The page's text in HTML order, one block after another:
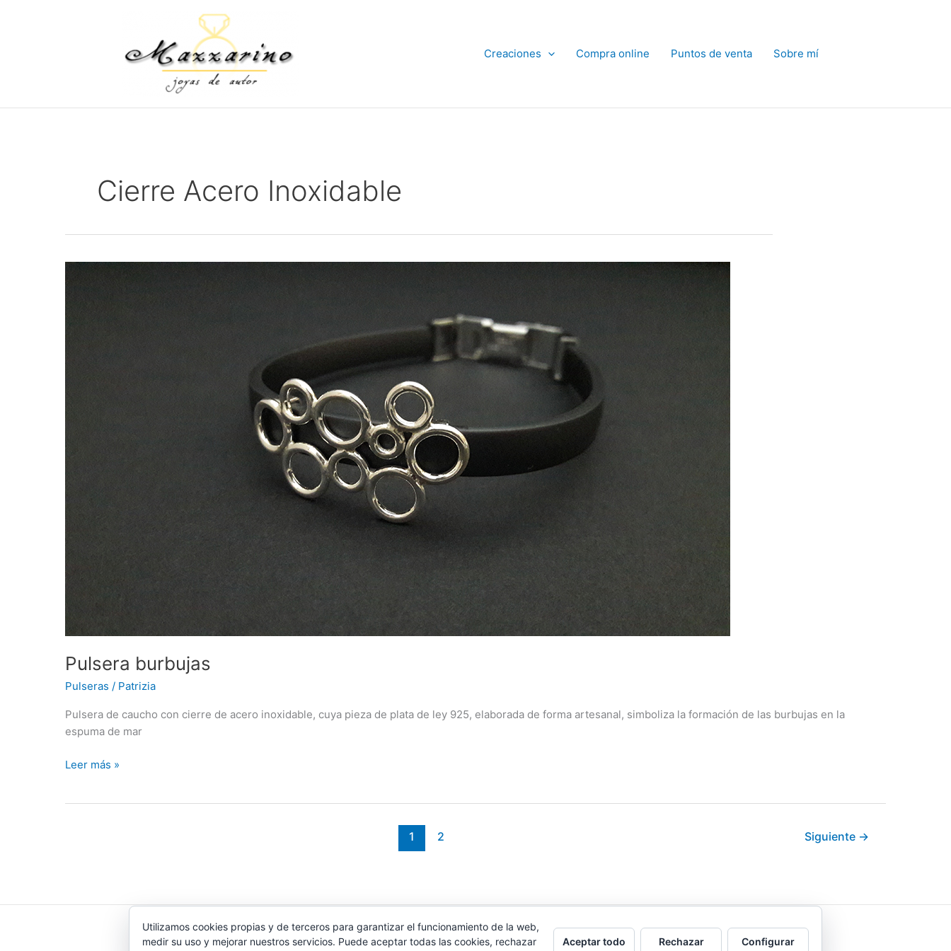
Creaciones
Compra online Puntos de venta Sobre mí
Cierre Acero Inoxidable
Pulsera burbujas
Pulseras / Patrizia
Pulsera de caucho con cierre de acero inoxidable, cuya pieza de plata de ley 925, elaborada de forma artesanal, simboliza la formación de las burbujas en la
espuma de mar
Pulsera
Leer más »
1 2 Siguiente →
Copyright © 2026 Patrizia Mazzarino - Todos los derechos reservados
Aviso legal|Política de privacidad|Política de cookies |Contacto
Utilizamos cookies propias y de terceros para garantizar el funcionamiento de la web,
medir su uso y mejorar nuestros servicios. Puede aceptar todas las cookies, rechazar
Aceptar todo Rechazar Configurar